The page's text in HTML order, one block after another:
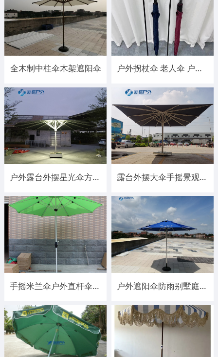
全木制中柱伞木架遮阳伞 户外拐杖伞 老人伞 户外徒步登山辅助伞
户外露台外摆星光伞方形大庭院伞带LED灯夜用户外伞 露台外摆大伞手摇景观大伞方形大伞庭院伞7米圆伞星光大伞帝王伞
手摇米兰伞户外直杆伞单顶太阳伞中柱伞遮阳伞庭院伞休闲沙滩伞 户外遮阳伞防雨别墅庭院花园阳台中柱太阳伞岗亭保安防晒可印 logo